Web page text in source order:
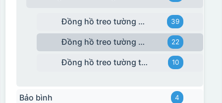
Đồng hồ treo tường giá rẻ 39
Đồng hồ treo tường Kashi 22
Đồng hồ treo tường tráng gương 10
Bảo bình 4